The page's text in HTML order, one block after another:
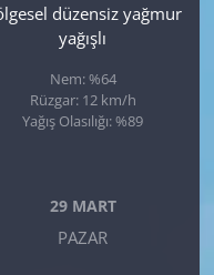
düzensiz yağmur
yağışlı
Nem: %64
Rüzgar: 12 km/h
Yağış Olasılığı: %89
29 MART
PAZAR